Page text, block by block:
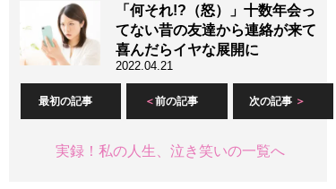
「何それ!?（怒）」十数年会っ
てない昔の友達から連絡が来て
喜んだらイヤな展開に
2022.04.21
最初の記事 前の記事 次の記事
実録！私の人生、泣き笑いの一覧へ